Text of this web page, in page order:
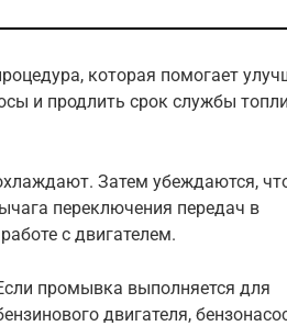
которая помогает
и продлить срок службы
Затем убеждаются,
переключения передач в
с двигателем.
промывка выполняется для
двигателя,